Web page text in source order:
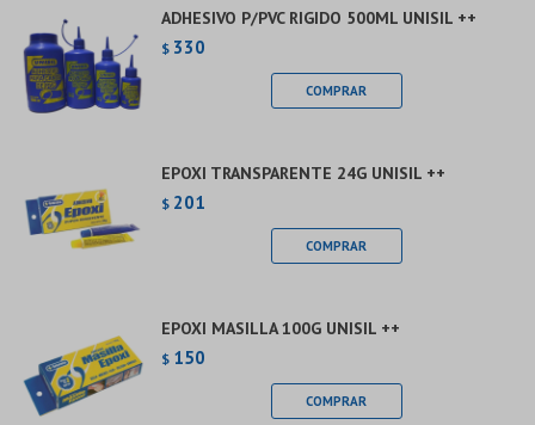
ADHESIVO P/PVC RIGIDO 500ML UNISIL ++
$ 330
EPOXI TRANSPARENTE 24G UNISIL ++
$ 201
EPOXI MASILLA 100G UNISIL ++
$ 150